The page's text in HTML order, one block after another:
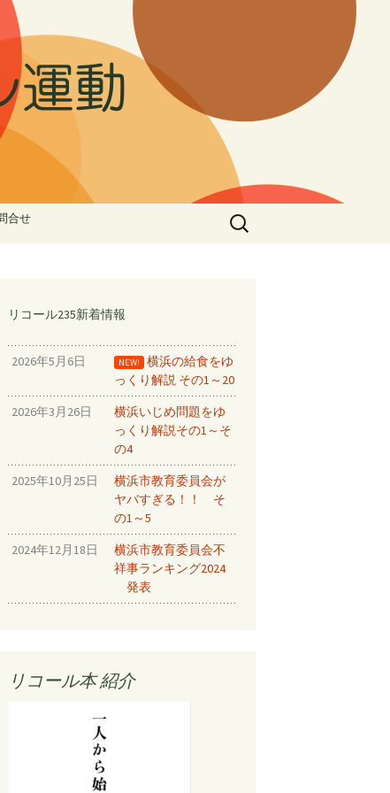
運動
①
る！！
ータ⑦
める⑧
ゃう
⑩
ろ！
ちゃう
合せ
検
リコール235新着情報
2026年5月6日 NEW! 横浜の給食をゆ
っくり解説 その1～20
2026年3月26日
横浜いじめ問題をゆ
っくり解説その1～そ
の4
2025年10月25日
横浜市教育委員会が
ヤバすぎる！！ そ
の1～5
2024年12月18日
横浜市教育委員会不
祥事ランキング2024
発表
リコール本 紹介